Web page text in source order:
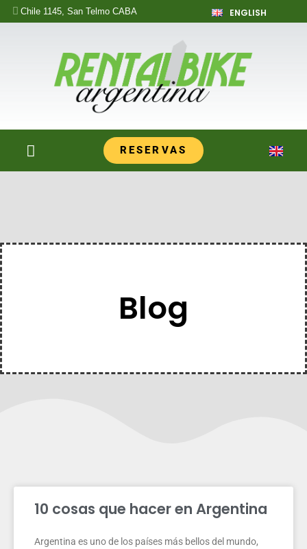
Chile 1145, San Telmo CABA ENGLISH
RESERVAS
Blog
10 cosas que hacer en Argentina
Argentina es uno de los países más bellos del mundo,